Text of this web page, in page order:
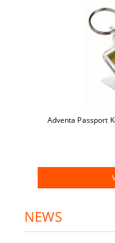
Adventa Passport
NEWS